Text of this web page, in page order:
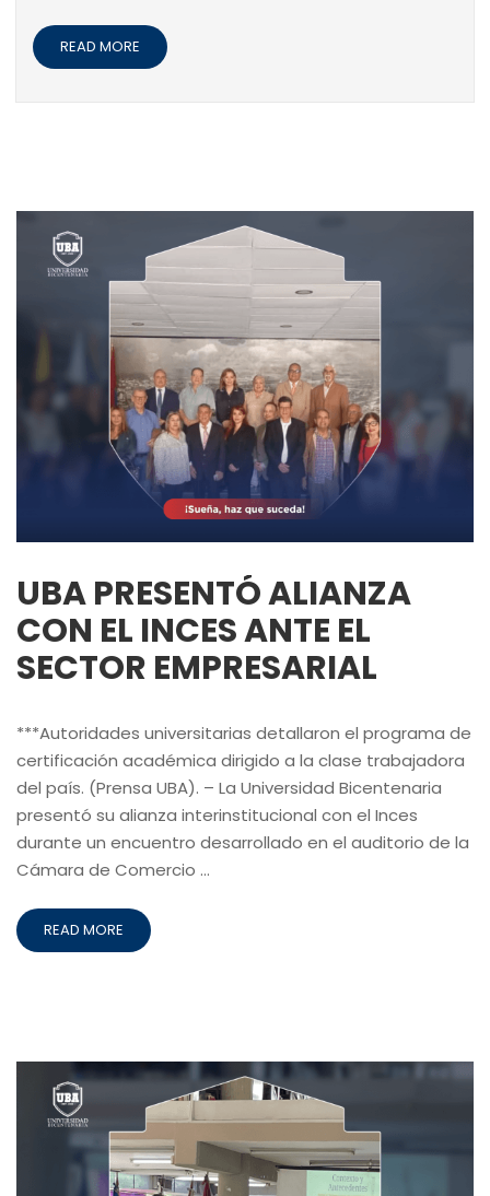
READ MORE
UBA PRESENTÓ ALIANZA
CON EL INCES ANTE EL
SECTOR EMPRESARIAL
***Autoridades universitarias detallaron el programa de
certificación académica dirigido a la clase trabajadora
del país. (Prensa UBA). – La Universidad Bicentenaria
presentó su alianza interinstitucional con el Inces
durante un encuentro desarrollado en el auditorio de la
Cámara de Comercio …
READ MORE